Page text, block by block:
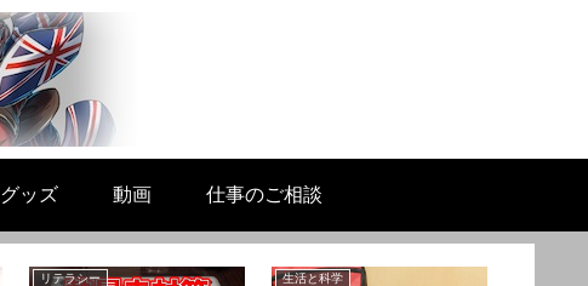
グッズ 動画 仕事のご相談
リテラシー 生活と科学